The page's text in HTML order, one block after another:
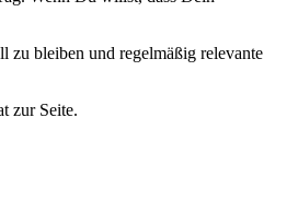
zu bleiben und regelmäßig relevante
zur Seite.